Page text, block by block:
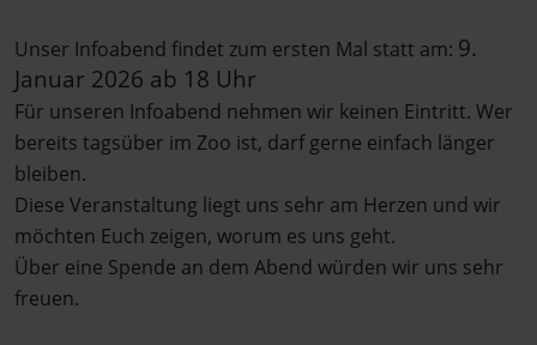
Unser Infoabend findet zum ersten Mal statt am: 9.
Januar 2026 ab 18 Uhr
Für unseren Infoabend nehmen wir keinen Eintritt. Wer
bereits tagsüber im Zoo ist, darf gerne einfach länger
bleiben.
Diese Veranstaltung liegt uns sehr am Herzen und wir
möchten Euch zeigen, worum es uns geht.
Über eine Spende an dem Abend würden wir uns sehr
freuen.